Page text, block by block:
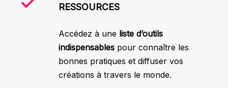
RESSOURCES
Accédez à une liste d’outils
indispensables pour connaître les
bonnes pratiques et diffuser vos
créations à travers le monde.